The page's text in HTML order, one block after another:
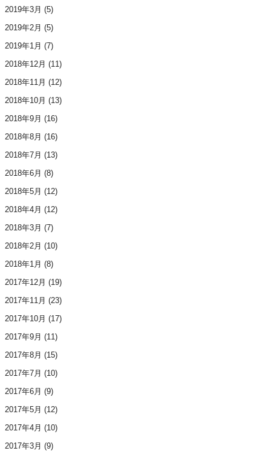
2019年3月 (5)
2019年2月 (5)
2019年1月 (7)
2018年12月 (11)
2018年11月 (12)
2018年10月 (13)
2018年9月 (16)
2018年8月 (16)
2018年7月 (13)
2018年6月 (8)
2018年5月 (12)
2018年4月 (12)
2018年3月 (7)
2018年2月 (10)
2018年1月 (8)
2017年12月 (19)
2017年11月 (23)
2017年10月 (17)
2017年9月 (11)
2017年8月 (15)
2017年7月 (10)
2017年6月 (9)
2017年5月 (12)
2017年4月 (10)
2017年3月 (9)